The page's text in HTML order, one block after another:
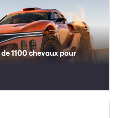
1100 chevaux pour